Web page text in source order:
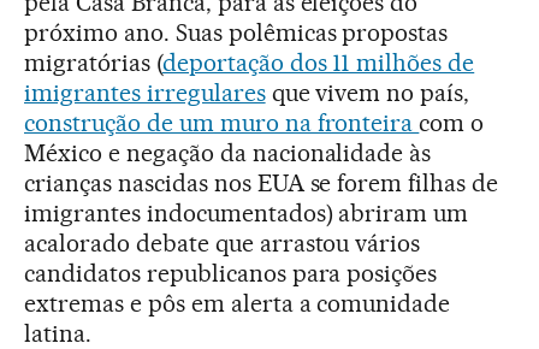
próximo ano. Suas polêmicas propostas
migratórias (deportação dos 11 milhões de
imigrantes irregularesque vivem no país,
construção de um muro na fronteiracom o
México e negação da nacionalidade às
crianças nascidas nos EUA se forem filhas de
imigrantes indocumentados) abriram um
acalorado debate que arrastou vários
candidatos republicanos para posições
extremas e pôs em alerta a comunidade
latina.